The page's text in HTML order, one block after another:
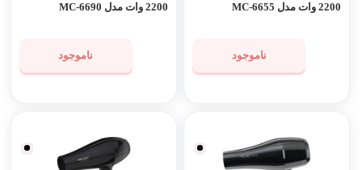
2200 وات مدل MC-6655
ناموجود
2200 وات مدل MC-6690
ناموجود